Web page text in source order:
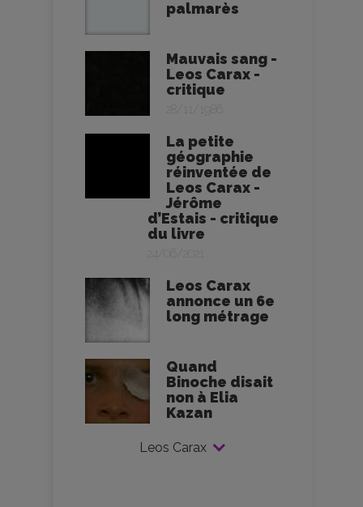
palmarès
Mauvais sang -
Leos Carax -
critique
28/11/1986
La petite
géographie
réinventée de
Leos Carax -
Jérôme
d’Estais - critique
du livre
24/06/2021
Leos Carax
annonce un 6e
long métrage
Quand
Binoche disait
non à Elia
Kazan
Leos Carax